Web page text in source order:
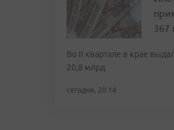
367
Во II квартале в крае
20,8 млрд
сегодня, 20:14